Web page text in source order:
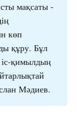
мақсаты -
көп
құру. Бұл
іс-қимылдың
Мәдиев.